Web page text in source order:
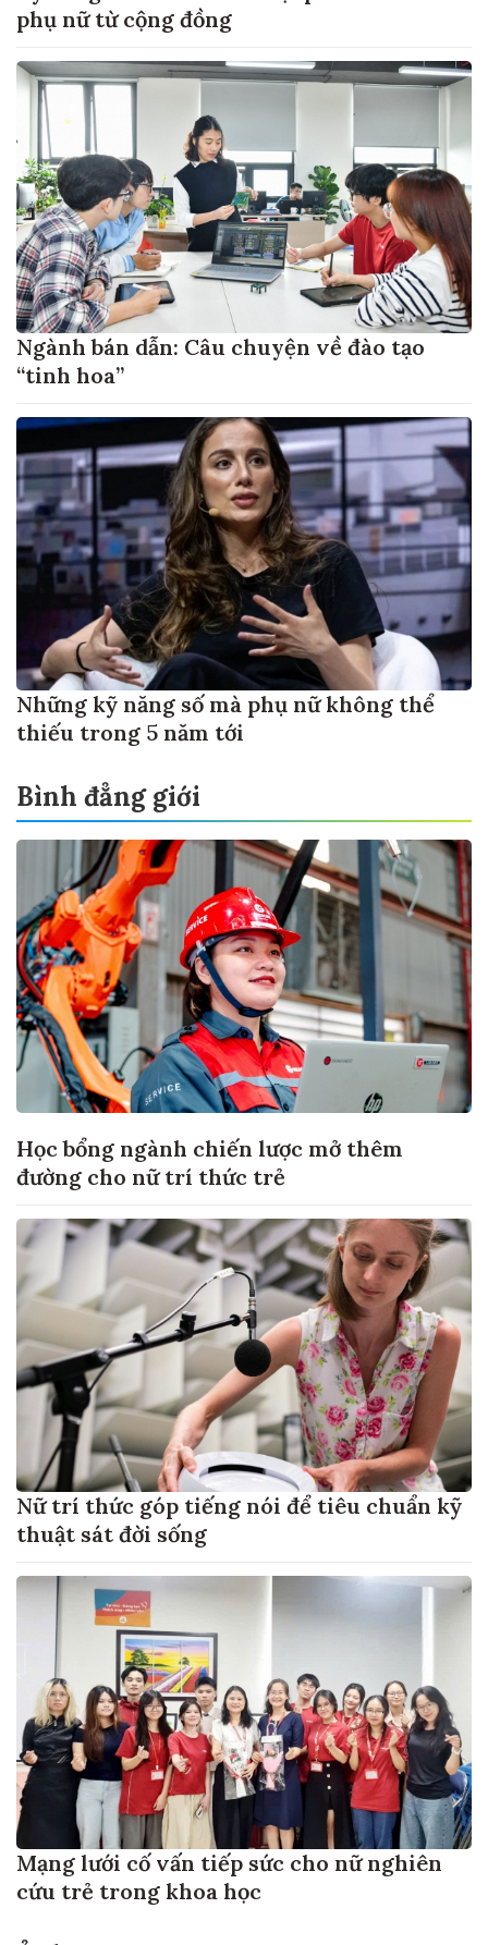
phụ nữ từ cộng đồng
Ngành bán dẫn: Câu chuyện về đào tạo
“tinh hoa”
Những kỹ năng số mà phụ nữ không thể
thiếu trong 5 năm tới
Bình đẳng giới
Học bổng ngành chiến lược mở thêm
đường cho nữ trí thức trẻ
Nữ trí thức góp tiếng nói để tiêu chuẩn kỹ
thuật sát đời sống
Mạng lưới cố vấn tiếp sức cho nữ nghiên
cứu trẻ trong khoa học